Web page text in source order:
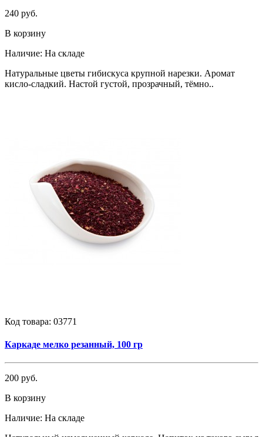
240 руб.
В корзину
Наличие: На складе
Натуральные цветы гибискуса крупной нарезки. Аромат
кисло-сладкий. Настой густой, прозрачный, тёмно..
Код товара: 03771
Каркаде мелко резанный, 100 гр
200 руб.
В корзину
Наличие: На складе